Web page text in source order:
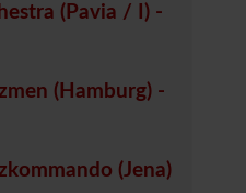
(Pavia / I) -
(Hamburg) -
(Jena)